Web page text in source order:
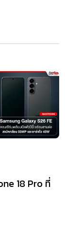
18 Pro ที่